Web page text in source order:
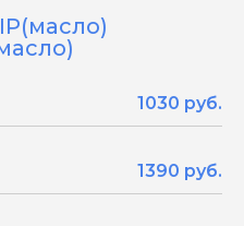
1030 руб.
1390 руб.